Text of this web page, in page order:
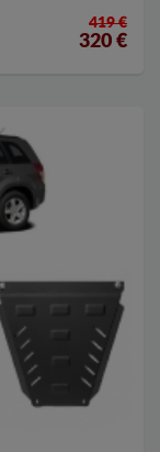
419 €
320 €